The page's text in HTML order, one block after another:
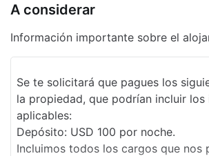
Sala de banquetes
Sala de reuniones
Spa
Vista al jardín
Periódico gratuito
A considerar
Información importante sobre el
Se te solicitará que pagues los
la propiedad, que podrían incluir los
aplicables:
Depósito: USD 100 por noche.
Incluimos todos los cargos que nos